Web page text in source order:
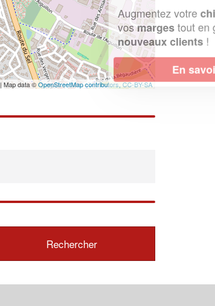
| Map data ©OpenStreetMap contributors,CC-BY-SA
Augmentez votrechiffre d'affaireset
vosmargestout en gagnant de
nouveaux clients!
En savoir plus